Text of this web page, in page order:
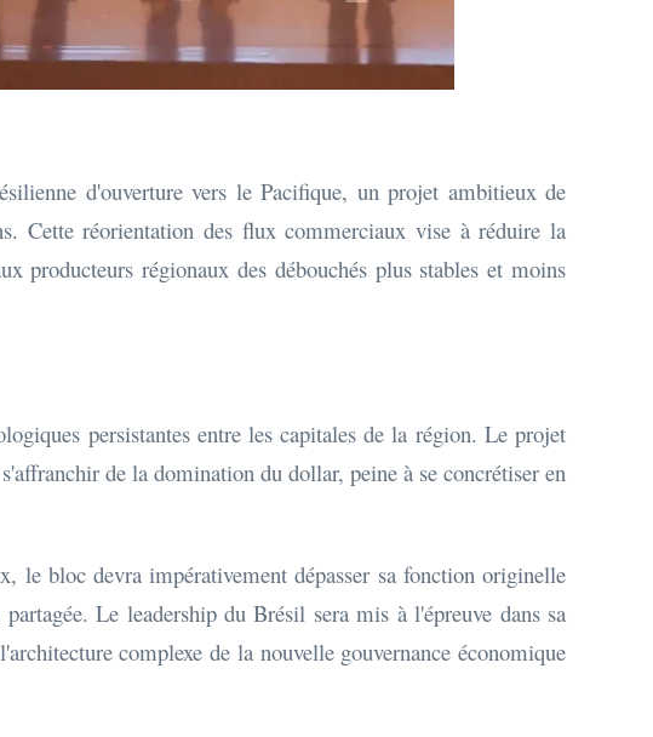
d'ouverture vers le Pacifique, un projet ambitieux de
Cette réorientation des flux commerciaux vise à réduire la
producteurs régionaux des débouchés plus stables et moins
persistantes entre les capitales de la région. Le projet
de la domination du dollar, peine à se concrétiser en
le bloc devra impérativement dépasser sa fonction originelle
Le leadership du Brésil sera mis à l'épreuve dans sa
complexe de la nouvelle gouvernance économique